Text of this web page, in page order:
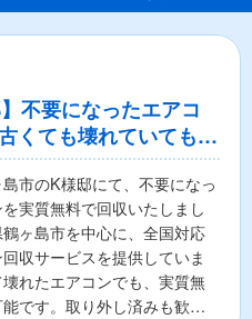
不要になったエアコ
くても壊れていても問
市のK様邸にて、不要になっ
実質無料で回収いたしまし
ヶ島市を中心に、全国対応
収サービスを提供していま
れたエアコンでも、実質無
です。取り外し済みも歓